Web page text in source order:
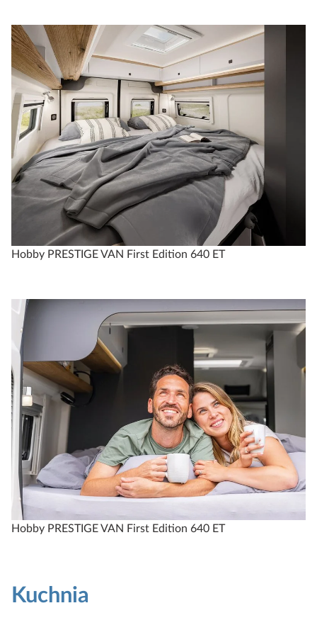
Hobby PRESTIGE VAN First Edition 640 ET
Hobby PRESTIGE VAN First Edition 640 ET
Kuchnia